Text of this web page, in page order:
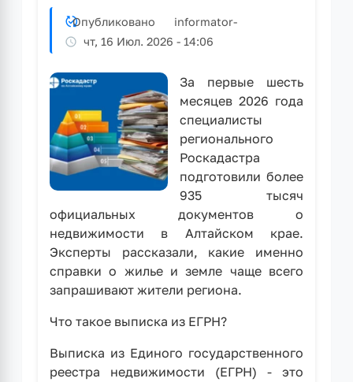
документов
на
Опубликовано informator-
чт, 16 Июл. 2026 - 14:06
За первые шесть
месяцев 2026 года
специалисты
регионального
Роскадастра
подготовили более
935 тысяч
официальных документов о
недвижимости в Алтайском крае.
Эксперты рассказали, какие именно
справки о жилье и земле чаще всего
запрашивают жители региона.
Что такое выписка из ЕГРН?
Выписка из Единого государственного
реестра недвижимости (ЕГРН) - это